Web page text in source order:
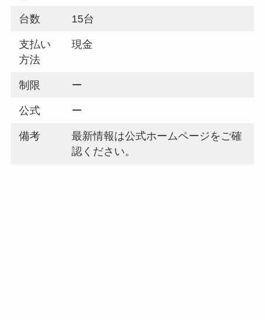
台数 15台
支払い
方法
現金
制限 ー
公式 ー
備考
最新情報は公式ホームページをご確
認ください。